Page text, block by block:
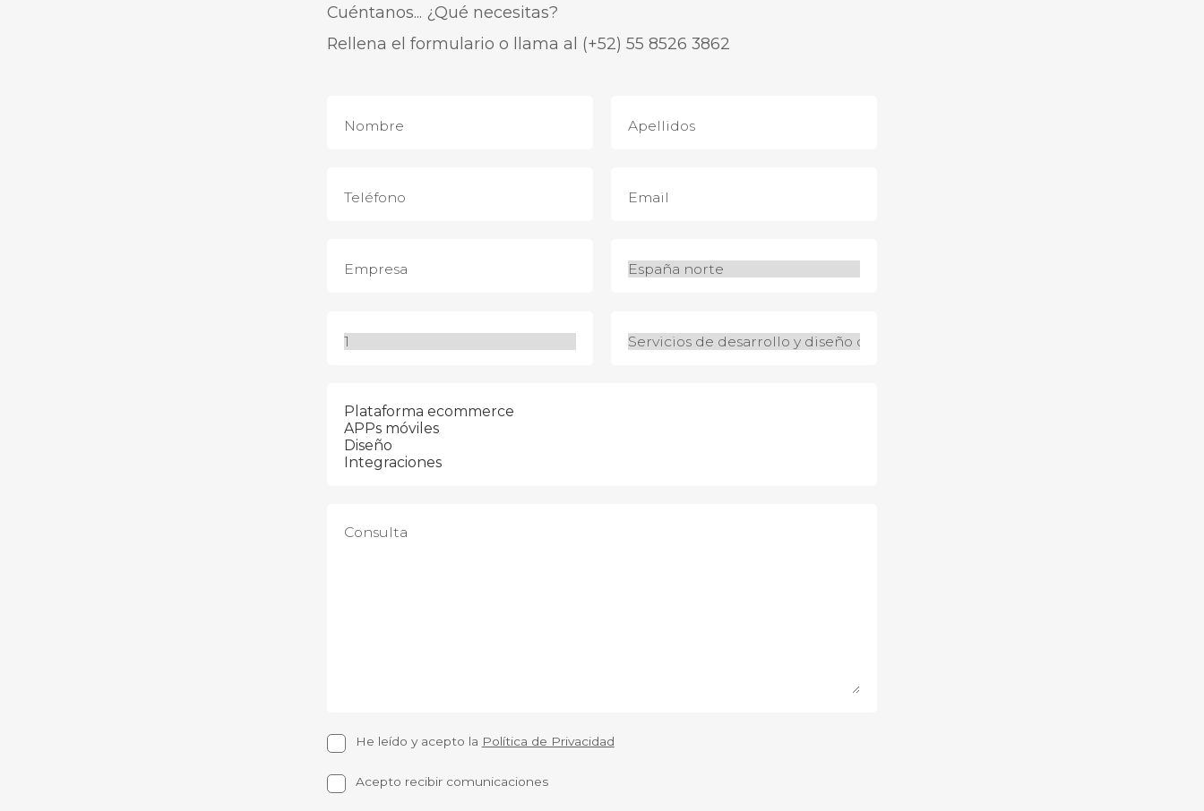
Cuéntanos... ¿Qué necesitas?
Rellena el formulario o llama al (+52) 55 8526 3862
He leído y acepto la Política de Privacidad
Acepto recibir comunicaciones